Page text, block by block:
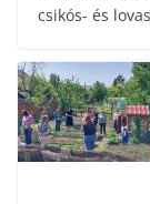
csikós- és